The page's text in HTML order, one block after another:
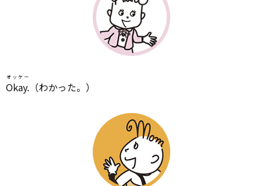
Okay.
オッケー
（わかった。）